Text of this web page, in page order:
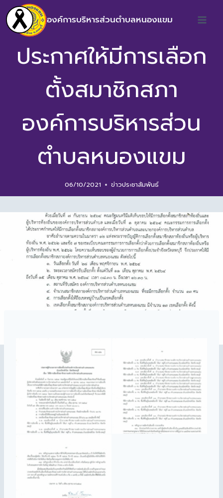
องค์การบริหารส่วนตำบลหนองแขม
ประกาศให้มีการเลือก
ตั้งสมาชิกสภา
องค์การบริหารส่วน
ตำบลหนองแขม
06/10/2021 ข่าวประชาสัมพันธ์